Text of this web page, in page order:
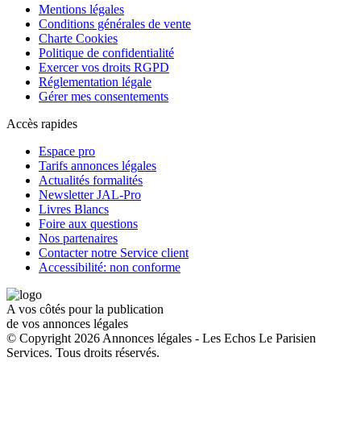
Mentions légales
Conditions générales de vente
Charte Cookies
Politique de confidentialité
Exercer vos droits RGPD
Réglementation légale
Gérer mes consentements
Accès rapides
Espace pro
Tarifs annonces légales
Actualités formalités
Newsletter JAL-Pro
Livres Blancs
Foire aux questions
Nos partenaires
Contacter notre Service client
Accessibilité: non conforme
A vos côtés pour la publication
de vos annonces légales
© Copyright 2026 Annonces légales - Les Echos Le Parisien
Services. Tous droits réservés.